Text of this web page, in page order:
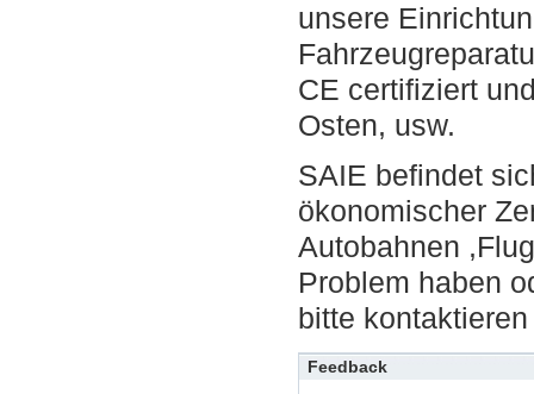
unsere
CE certifiziert
Osten, usw.
SAIE befindet
ökonomischer
Autobahnen
Problem haben
bitte
Feedback